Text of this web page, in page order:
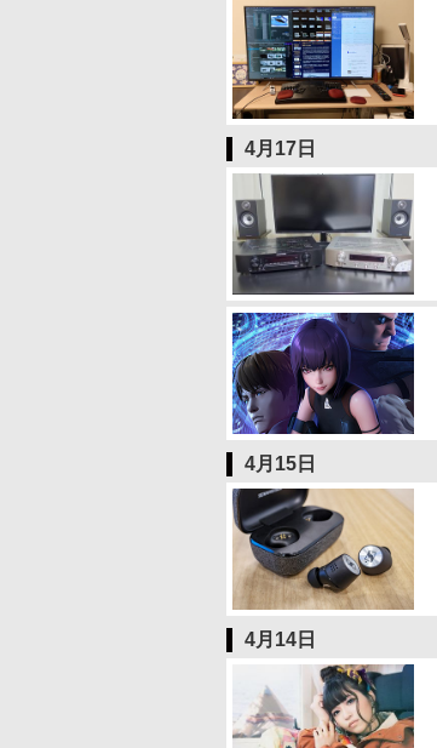
4月17日
4月15日
4月14日